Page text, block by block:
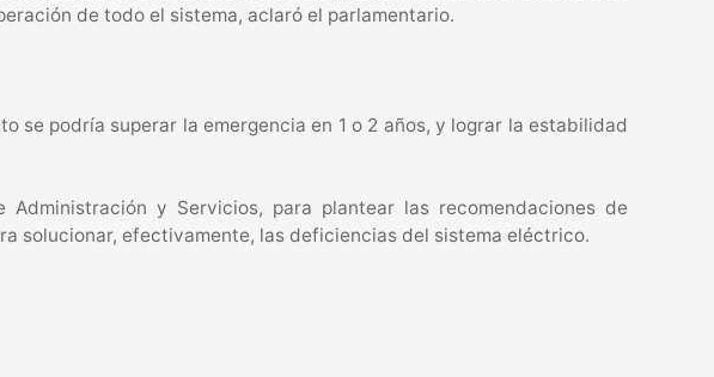
de todo el sistema, aclaró el parlamentario.
se podría superar la emergencia en 1 o 2 años, y lograr la estabilidad
y Servicios, para plantear las recomendaciones de
solucionar, efectivamente, las deficiencias del sistema eléctrico.